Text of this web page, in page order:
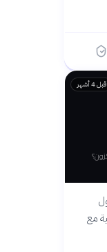
قبل 4 أشهر
مع